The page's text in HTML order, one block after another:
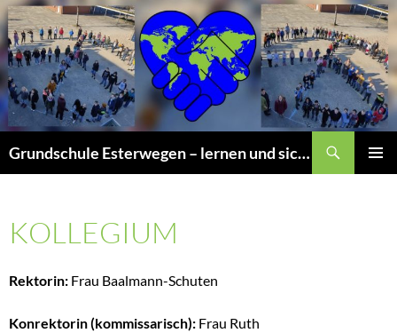
Zum
Inhalt
springen
Grundschule Esterwegen – lernen und sich wohlfühlen
KOLLEGIUM
Rektorin: Frau Baalmann-Schuten
Konrektorin (kommissarisch): Frau Ruth